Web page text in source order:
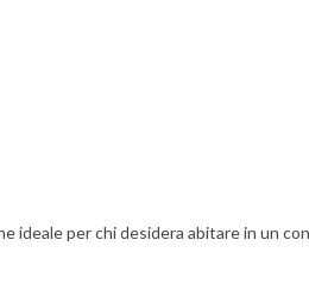
per chi desidera abitare in un